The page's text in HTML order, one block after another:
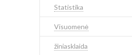
Statistika
Visuomenė
žiniasklaida